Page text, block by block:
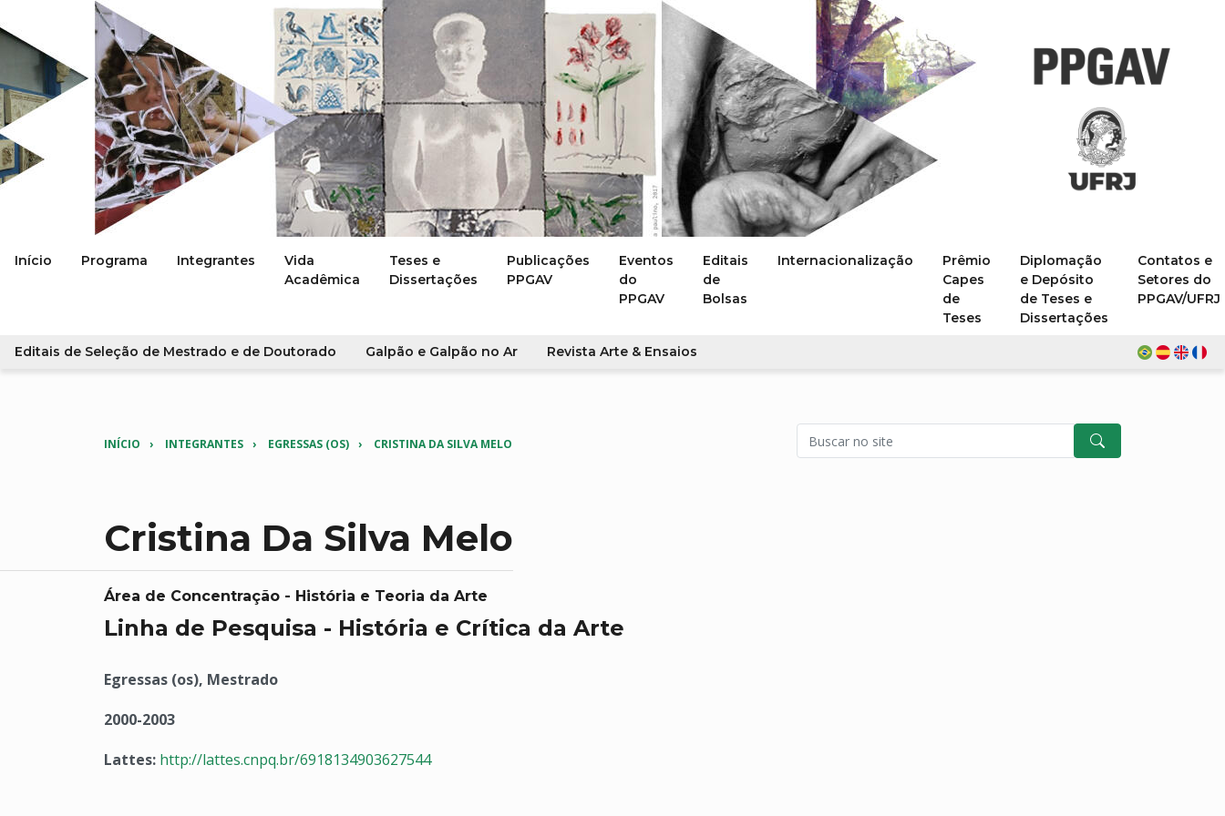
Início Programa Integrantes
Vida
Acadêmica
Teses e
Dissertações
Publicações
PPGAV
Eventos
do
PPGAV
Editais
de
Bolsas
Internacionalização
Prêmio
Capes
de
Teses
Diplomação
e Depósito
de Teses e
Dissertações
Contatos e
Setores do
PPGAV/UFRJ
Editais de Seleção de Mestrado e de Doutorado Galpão e Galpão no Ar Revista Arte & Ensaios
INÍCIO INTEGRANTES EGRESSAS (OS) CRISTINA DA SILVA MELO
Cristina Da Silva Melo
Área de Concentração - História e Teoria da Arte
Linha de Pesquisa - História e Crítica da Arte
Egressas (os), Mestrado
2000-2003
Lattes: http://lattes.cnpq.br/6918134903627544